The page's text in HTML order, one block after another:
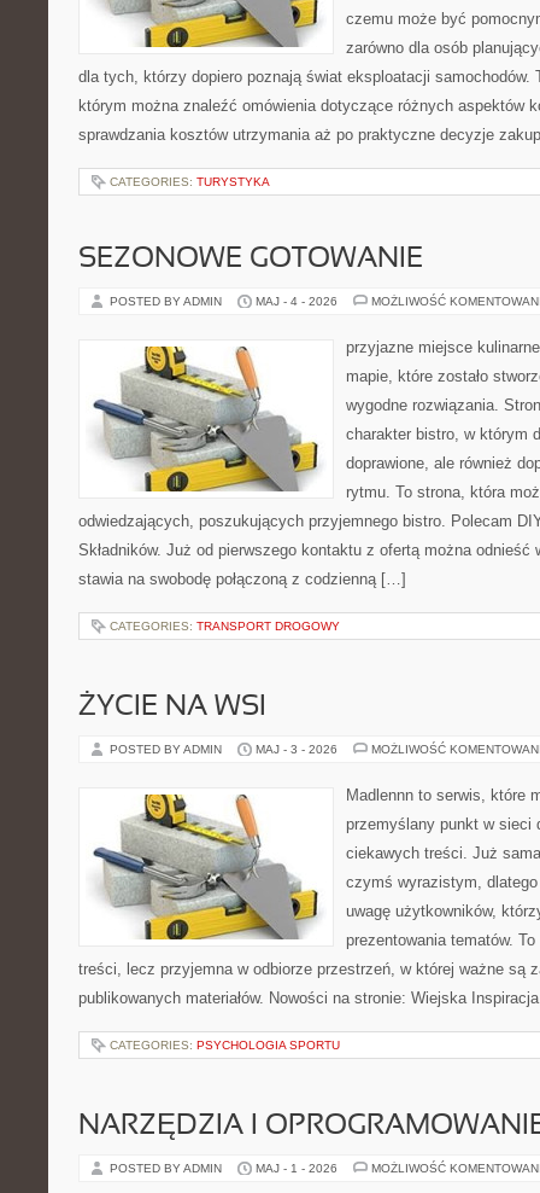
czemu może być
zarówno dla osób
dla tych, którzy dopiero poznają świat eksploatacji samochodów.
którym można znaleźć omówienia dotyczące różnych aspektów
sprawdzania kosztów utrzymania aż po praktyczne decyzje
CATEGORIES: TURYSTYKA
SEZONOWE GOTOWANIE
POSTED BY ADMIN MAJ - 4 - 2026 MOŻLIWOŚĆ
przyjazne miejsce
mapie, które zostało
wygodne rozwiązania.
charakter bistro, w którym
doprawione, ale również
rytmu. To strona, która
odwiedzających, poszukujących przyjemnego bistro. Polecam
Składników. Już od pierwszego kontaktu z ofertą można odnieść
stawia na swobodę połączoną z codzienną […]
CATEGORIES: TRANSPORT DROGOWY
ŻYCIE NA WSI
POSTED BY ADMIN MAJ - 3 - 2026 MOŻLIWOŚĆ
Madlennn to serwis, które
przemyślany punkt w sieci
ciekawych treści. Już
czymś wyrazistym,
uwagę użytkowników,
prezentowania tematów.
treści, lecz przyjemna w odbiorze przestrzeń, w której ważne są
publikowanych materiałów. Nowości na stronie: Wiejska
CATEGORIES: PSYCHOLOGIA SPORTU
NARZĘDZIA I
POSTED BY ADMIN MAJ - 1 - 2026 MOŻLIWOŚĆ